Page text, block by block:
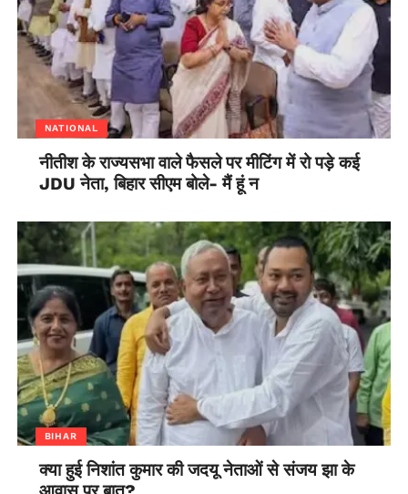
NATIONAL
नीतीश के राज्यसभा वाले फैसले पर मीटिंग में रो पड़े कई
JDU नेता, बिहार सीएम बोले- मैं हूं न
BIHAR
क्या हुई निशांत कुमार की जदयू नेताओं से संजय झा के